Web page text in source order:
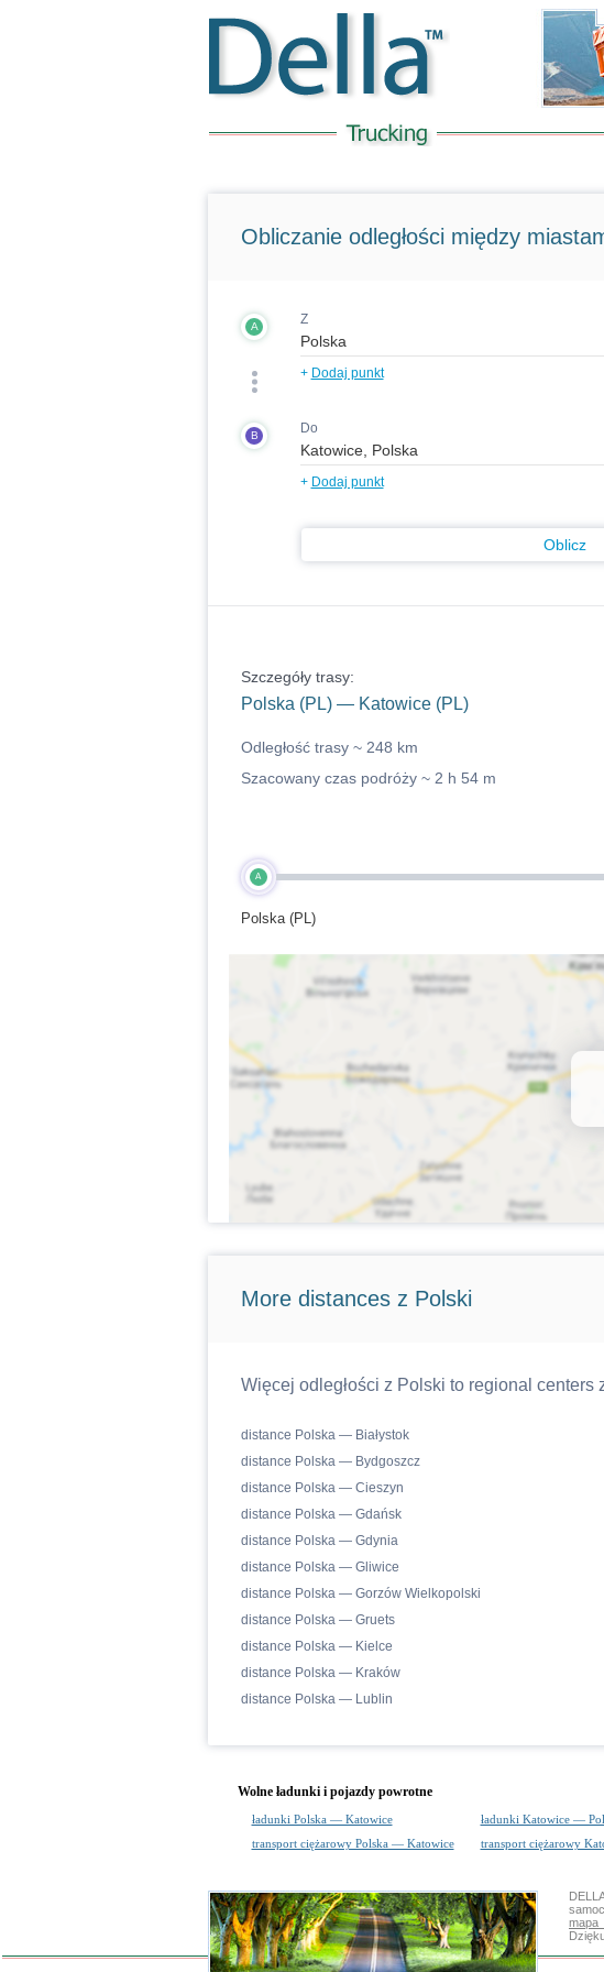
Obliczanie odległości między
A Z
+ Dodaj punkt
B Do
+ Dodaj punkt
Oblicz
Szczegóły trasy:
Polska (PL) — Katowice (PL)
Odległość trasy ~ 248 km
Szacowany czas podróży ~ 2 h 54 m
A
Polska (PL)
More distances z Polski
Więcej odległości z Polski to regional centers
distance Polska — Białystok
distance Polska — Bydgoszcz
distance Polska — Cieszyn
distance Polska — Gdańsk
distance Polska — Gdynia
distance Polska — Gliwice
distance Polska — Gorzów Wielkopolski
distance Polska — Gruets
distance Polska — Kielce
distance Polska — Kraków
distance Polska — Lublin
Wolne ładunki i pojazdy powrotne
ładunki Polska — Katowice ładunki Katowice —
transport ciężarowy Polska — Katowice
transport ciężarowy
mapa